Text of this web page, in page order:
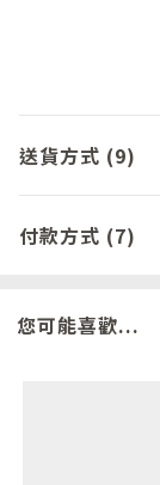
送貨方式 (9)
付款方式 (7)
您可能喜歡...